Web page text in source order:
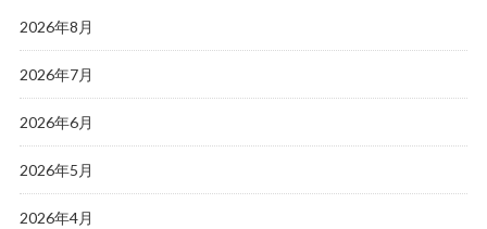
2026年8月
2026年7月
2026年6月
2026年5月
2026年4月